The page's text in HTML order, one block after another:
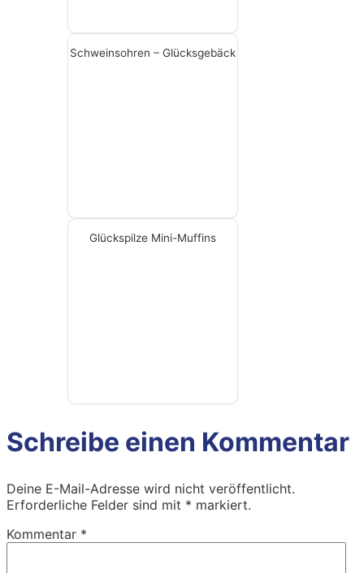
Schweinsohren – Glücksgebäck
Glückspilze Mini-Muffins
Schreibe einen Kommentar
Deine E-Mail-Adresse wird nicht veröffentlicht.
Erforderliche Felder sind mit * markiert.
Kommentar *